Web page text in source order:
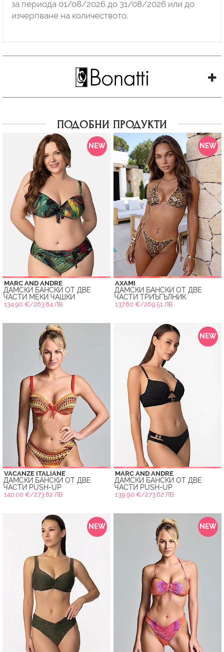
за периода 01/08/2026 до 31/08/2026 или до
изчерпване на количеството.
ПОДОБНИ ПРОДУКТИ
NEW
MARC AND ANDRE
ДАМСКИ БАНСКИ ОТ ДВЕ
ЧАСТИ МЕКИ ЧАШКИ
134.90 €/263.84 ЛВ.
NEW
AXAMI
ДАМСКИ БАНСКИ ОТ ДВЕ
ЧАСТИ ТРИЪГЪЛНИК
137.80 €/269.51 ЛВ.
VACANZE ITALIANE
ДАМСКИ БАНСКИ ОТ ДВЕ
ЧАСТИ PUSH-UP
140.00 €/273.82 ЛВ.
NEW
MARC AND ANDRE
ДАМСКИ БАНСКИ ОТ ДВЕ
ЧАСТИ PUSH-UP
139.90 €/273.62 ЛВ.
NEW NEW